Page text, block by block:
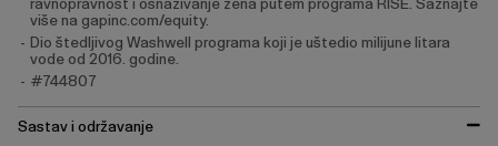
ravnopravnost i osnaživanje žena putem programa RISE. Saznajte
više na gapinc.com/equity.
Dio štedljivog Washwell programa koji je uštedio milijune litara
vode od 2016. godine.
#744807
Sastav i održavanje